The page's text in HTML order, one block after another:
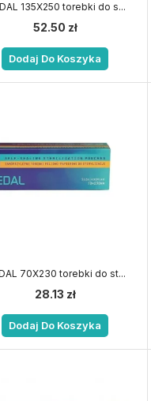
135X250 torebki do s...
52.50 zł
Dodaj Do Koszyka
70X230 torebki do st...
28.13 zł
Dodaj Do Koszyka